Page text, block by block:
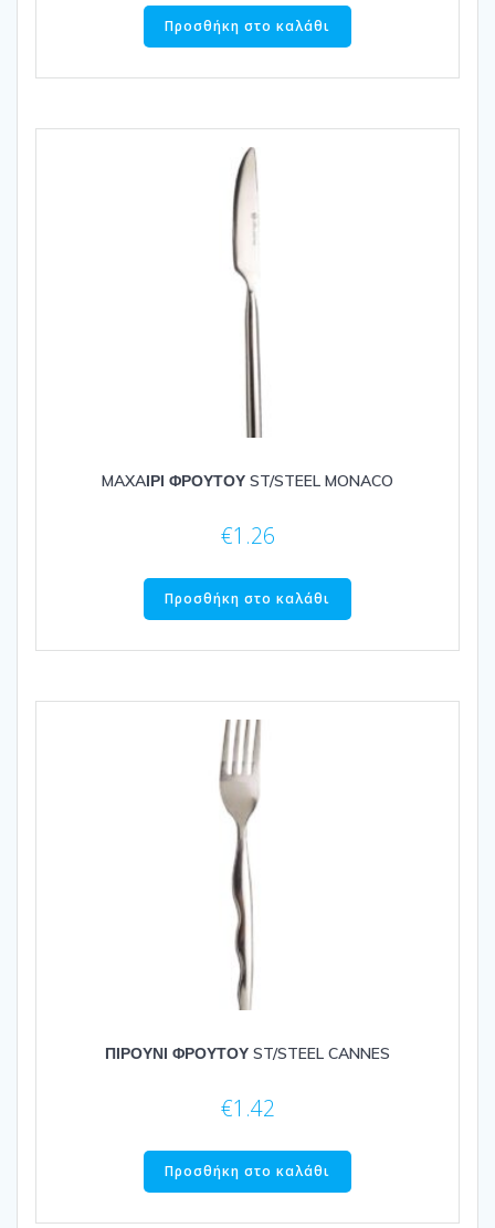
Προσθήκη στο καλάθι
MAXAΙΡΙ ΦΡΟΥΤΟΥ ST/STEEL MONACO
€1.26
Προσθήκη στο καλάθι
ΠΙΡΟΥΝΙ ΦΡΟΥΤΟΥ ST/STEEL CANNES
€1.42
Προσθήκη στο καλάθι